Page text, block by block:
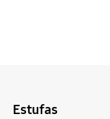
Estufas